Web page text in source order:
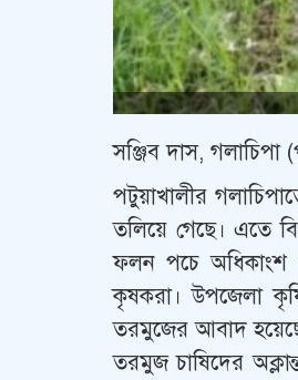
সঞ্জিব দাস, গলাচিপা
পটুয়াখালীর
তলিয়ে গেছে। এতে
ফলন পচে অধিকাংশ
কৃষকরা। উপজেলা
তরমুজের আবাদ হয়েছে
তরমুজ চাষিদের